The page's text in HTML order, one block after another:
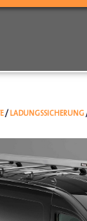
/ LADUNGSSICHERUNG/